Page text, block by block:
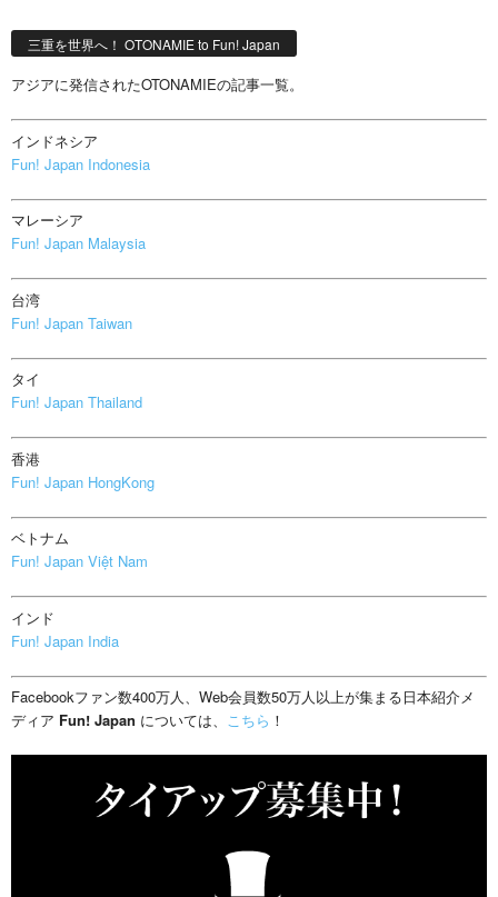
三重を世界へ！ OTONAMIE to Fun! Japan
アジアに発信されたOTONAMIEの記事一覧。
インドネシア
Fun! Japan Indonesia
マレーシア
Fun! Japan Malaysia
台湾
Fun! Japan Taiwan
タイ
Fun! Japan Thailand
香港
Fun! Japan HongKong
ベトナム
Fun! Japan Việt Nam
インド
Fun! Japan India
Facebookファン数400万人、Web会員数50万人以上が集まる日本紹介メ
ディア Fun! Japan については、 こちら ！